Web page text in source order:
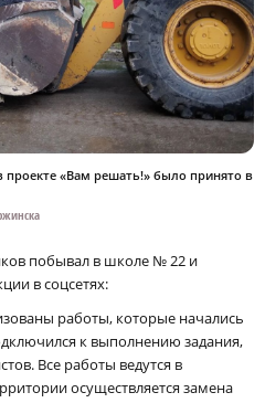
«Вам решать!» было принято в
побывал в школе № 22 и
в соцсетях:
работы, которые начались
к выполнению задания,
Все работы ведутся в
осуществляется замена